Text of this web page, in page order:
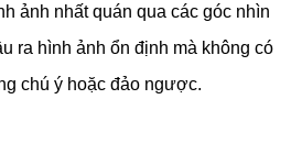
ảnh nhất quán qua các góc nhìn
ra hình ảnh ổn định mà không có
chú ý hoặc đảo ngược.